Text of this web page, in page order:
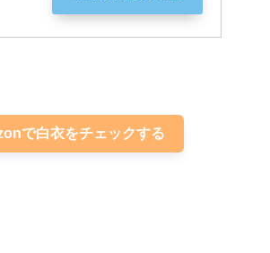
で白衣をチェックする